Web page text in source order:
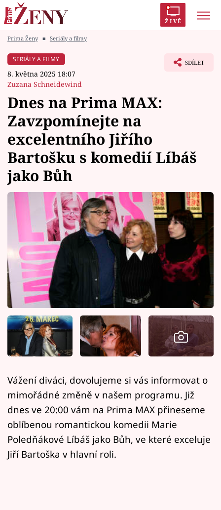
ŽIVĚ
Módní alarm
Témata
Celebrity
Vztahy
Seriály
Horoskopy
Sledujte prima+
Filmový festival Karlovy Vary
Pořady
Mámy sobě
Přihlášení
Sledujte nás
Prima Ženy ■ Seriály a filmy
SERIÁLY A FILMY
8. května 2025 18:07
Zuzana Schneidewind
SDÍLET
Dnes na Prima MAX:
Zavzpomínejte na
excelentního Jiřího
Bartošku s komedií Líbáš
jako Bůh
Vážení diváci, dovolujeme si vás informovat o
mimořádné změně v našem programu. Již
dnes ve 20:00 vám na Prima MAX přineseme
oblíbenou romantickou komedii Marie
Poledňákové Líbáš jako Bůh, ve které exceluje
Jiří Bartoška v hlavní roli.